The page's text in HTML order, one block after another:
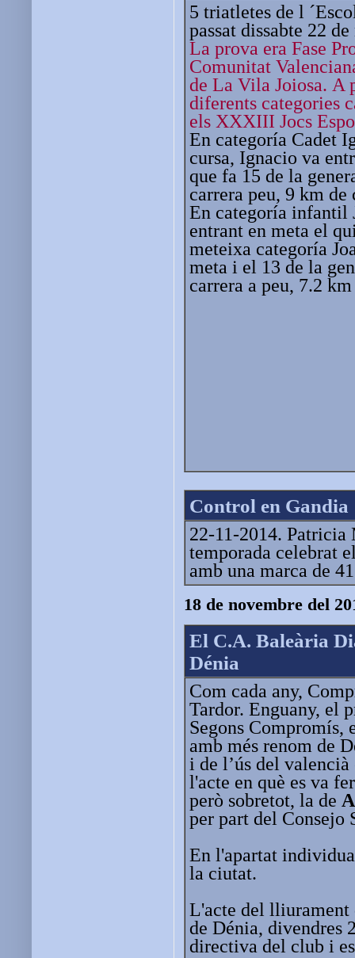
5 triatletes de l
passat dissabte 22
La prova era Fase
Comunitat
de La Vila Joiosa. A
diferents categories
els XXXIII Jocs
En categoría Cadet
cursa, Ignacio va
que fa 15 de la
carrera peu, 9 km
En categoría infantil
entrant en meta el
meteixa categoría
meta i el 13 de la
carrera a peu, 7.2
Control en Gandia
22-11-2014. Patricia
temporada celebrat
amb una marca de
18 de novembre del
El C.A. Baleària
Dénia
Com cada any,
Tardor. Enguany, el
Segons Compromís,
amb més renom de
i de l’ús del
l'acte en què es va
però sobretot, la de
per part del Consejo
En l'apartat
la ciutat.
L'acte del lliurament
de Dénia, divendres
directiva del club i